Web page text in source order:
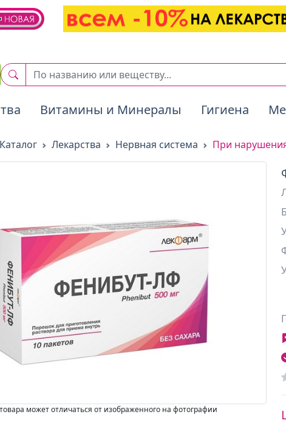
после открывающего тега :
Витамины и Минералы Гигиена
Каталог Лекарства Нервная система При
может отличаться от изображенного на фотографии